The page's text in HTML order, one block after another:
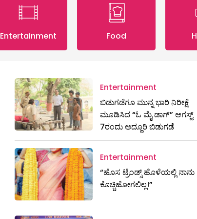
Entertainment Food
Entertainment
ಬಿಡುಗಡೆಗೂ ಮುನ್ನ ಭಾರಿ ನಿರೀಕ್ಷೆ
ಮೂಡಿಸಿದ “ಓ ಮೈ ಡಾಗ್” ಆಗಸ್ಟ್
7ರಂದು ಅದ್ದೂರಿ ಬಿಡುಗಡೆ
Entertainment
“ಹೊಸ ಟ್ರೆಂಡ್ಸ್ ಹೊಳೆಯಲ್ಲಿ ನಾನು
ಕೊಚ್ಚಿಹೋಗಲಿಲ್ಲ!”